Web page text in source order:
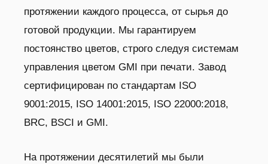
протяжении каждого процесса, от сырья до
готовой продукции. Мы гарантируем
постоянство цветов, строго следуя системам
управления цветом GMI при печати. Завод
сертифицирован по стандартам ISO
9001:2015, ISO 14001:2015, ISO 22000:2018,
BRC, BSCI и GMI.
На протяжении десятилетий мы были